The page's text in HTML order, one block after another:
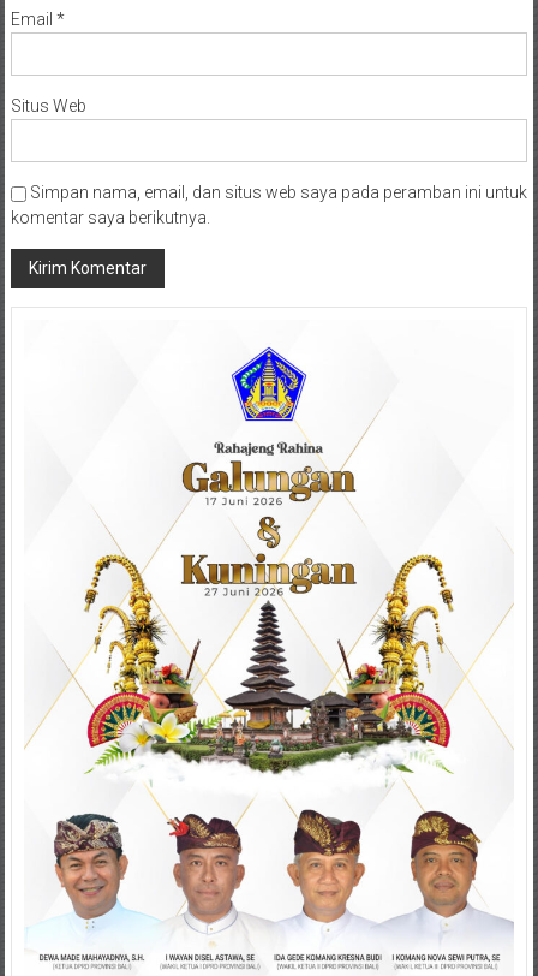
Email *
Situs Web
Simpan nama, email, dan situs web saya pada peramban ini untuk
komentar saya berikutnya.